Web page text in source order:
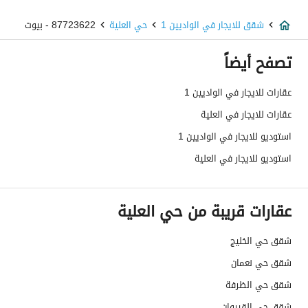
السعر
24000
المساحة
عدد الغرف
خدمات العقار
صرف صحي
نعم
تفاصيل اضافية
عمر العقار
شقق للايجار في الواديين 1 حي العلية 87723622 - بيوت
تصفح أيضاً
عقارات للايجار في الواديين 1
عقارات للايجار في العلية
استوديو للايجار في الواديين 1
استوديو للايجار في العلية
عقارات قريبة من حي العلية
شقق حي الخليج
شقق حي نعمان
شقق حي الظرفة